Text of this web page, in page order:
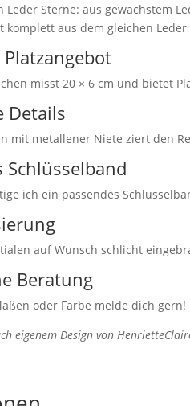
Leder Sterne: aus gewachstem
komplett aus dem gleichen
misst 20 × 6 cm und bietet
Details
mit metallener Niete ziert den
Schlüsselband
ich ein passendes
auf Wunsch schlicht
Beratung
oder Farbe melde dich gern!
eigenem Design von